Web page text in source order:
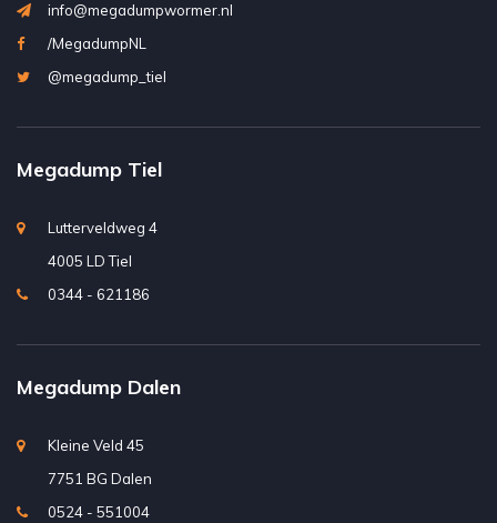
info@megadumpwormer.nl
/MegadumpNL
@megadump_tiel
Megadump Tiel
Lutterveldweg 4
4005 LD Tiel
0344 - 621186
Megadump Dalen
Kleine Veld 45
7751 BG Dalen
0524 - 551004